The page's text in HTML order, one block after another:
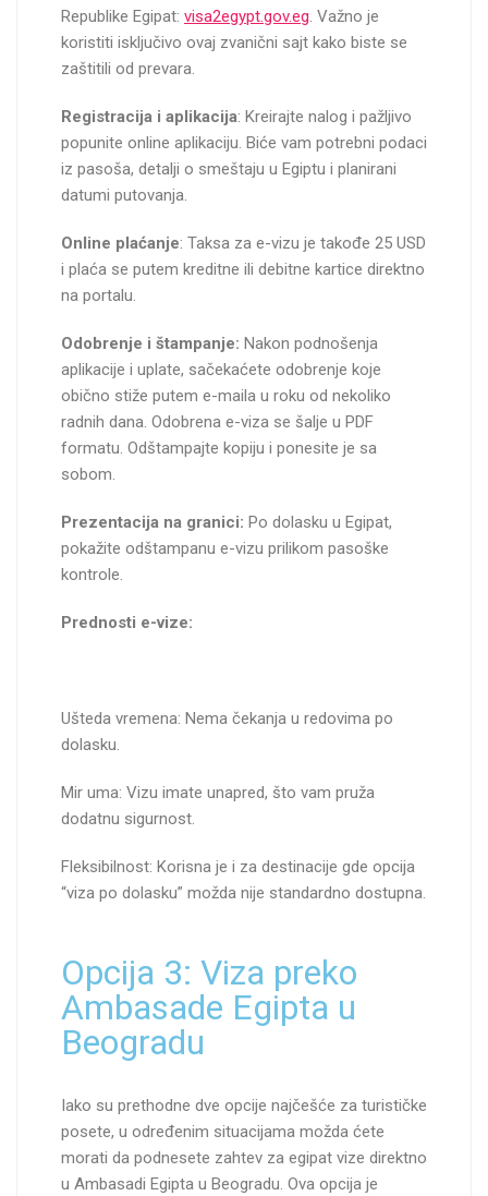
Republike Egipat: visa2egypt.gov.eg. Važno je
koristiti isključivo ovaj zvanični sajt kako biste se
zaštitili od prevara.
Registracija i aplikacija: Kreirajte nalog i pažljivo
popunite online aplikaciju. Biće vam potrebni podaci
iz pasoša, detalji o smeštaju u Egiptu i planirani
datumi putovanja.
Online plaćanje: Taksa za e-vizu je takođe 25 USD
i plaća se putem kreditne ili debitne kartice direktno
na portalu.
Odobrenje i štampanje: Nakon podnošenja
aplikacije i uplate, sačekaćete odobrenje koje
obično stiže putem e-maila u roku od nekoliko
radnih dana. Odobrena e-viza se šalje u PDF
formatu. Odštampajte kopiju i ponesite je sa
sobom.
Prezentacija na granici: Po dolasku u Egipat,
pokažite odštampanu e-vizu prilikom pasoške
kontrole.
Prednosti e-vize:
Ušteda vremena: Nema čekanja u redovima po
dolasku.
Mir uma: Vizu imate unapred, što vam pruža
dodatnu sigurnost.
Fleksibilnost: Korisna je i za destinacije gde opcija
“viza po dolasku” možda nije standardno dostupna.
Opcija 3: Viza preko
Ambasade Egipta u
Beogradu
Iako su prethodne dve opcije najčešće za turističke
posete, u određenim situacijama možda ćete
morati da podnesete zahtev za egipat vize direktno
u Ambasadi Egipta u Beogradu. Ova opcija je